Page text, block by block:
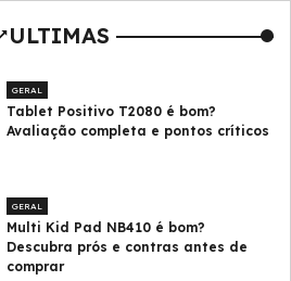
ULTIMAS
GERAL
Tablet Positivo T2080 é bom?
Avaliação completa e pontos críticos
GERAL
Multi Kid Pad NB410 é bom?
Descubra prós e contras antes de
comprar